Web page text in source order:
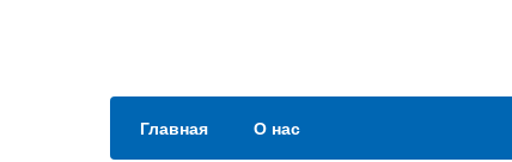
Главная О нас